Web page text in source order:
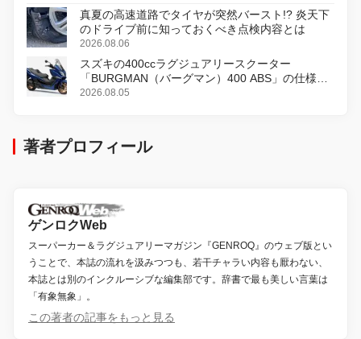
真夏の高速道路でタイヤが突然バースト!? 炎天下
のドライブ前に知っておくべき点検内容とは
2026.08.06
スズキの400ccラグジュアリースクーター
「BURGMAN（バーグマン）400 ABS」の仕様を
変更し、8月18日に発売
2026.08.05
著者プロフィール
ゲンロクWeb
スーパーカー＆ラグジュアリーマガジン『GENROQ』のウェブ版とい
うことで、本誌の流れを汲みつつも、若干チャラい内容も厭わない、
本誌とは別のインクルーシブな編集部です。辞書で最も美しい言葉は
「有象無象」。
この著者の記事をもっと見る